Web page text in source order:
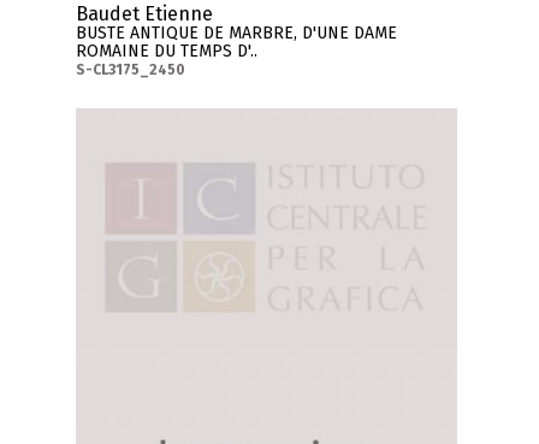
Baudet Etienne
BUSTE ANTIQUE DE MARBRE, D'UNE DAME
ROMAINE DU TEMPS D'..
S-CL3175_2450